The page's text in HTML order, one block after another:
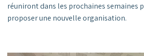
réuniront dans les prochaines semaines
proposer une nouvelle organisation.